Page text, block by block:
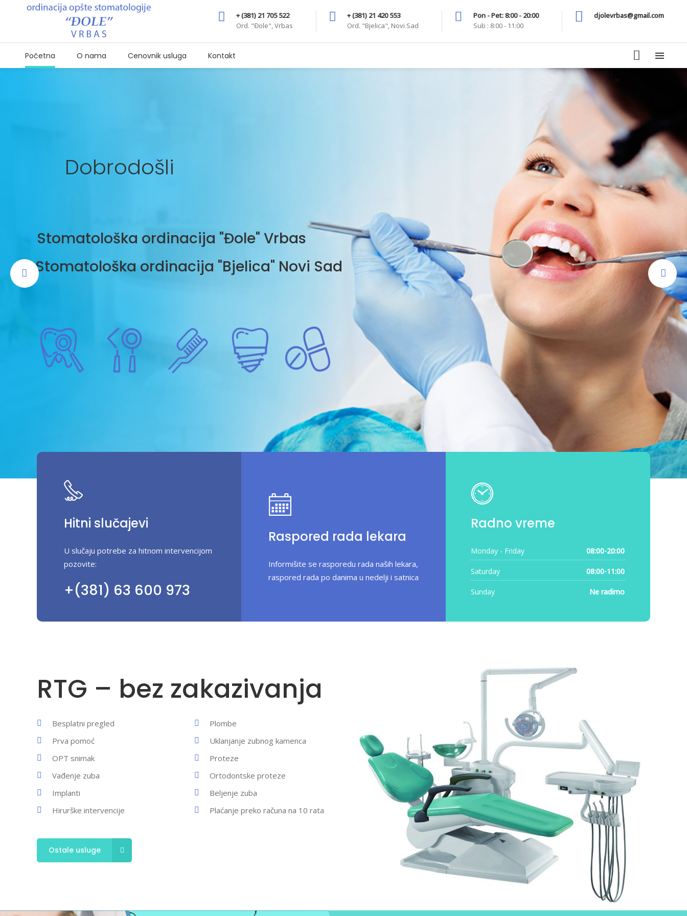
+ (381) 21 705 522
Ord. "Đole", Vrbas
+ (381) 21 420 553
Ord. "Bjelica", Novi Sad
Pon - Pet: 8:00 - 20:00
Sub : 8:00 - 11:00
djolevrbas@gmail.com
Početna O nama Cenovnik usluga Kontakt
Dobrodošli
Stomatološka ordinacija "Đole" Vrbas
Stomatološka ordinacija "Bjelica" Novi Sad
Hitni slučajevi
U slučaju potrebe za hitnom intervencijom
pozovite:
+(381) 63 600 973
Raspored rada lekara
Informišite se rasporedu rada naših lekara,
raspored rada po danima u nedelji i satnica
Radno vreme
Monday - Friday 08:00-20:00
Saturday 08:00-11:00
Sunday Ne radimo
RTG – bez zakazivanja
Besplatni pregled
Prva pomoć
OPT snimak
Vađenje zuba
Implanti
Hirurške intervencije
Plombe
Uklanjanje zubnog kamenca
Proteze
Ortodontske proteze
Beljenje zuba
Plaćanje preko računa na 10 rata
Ostale usluge